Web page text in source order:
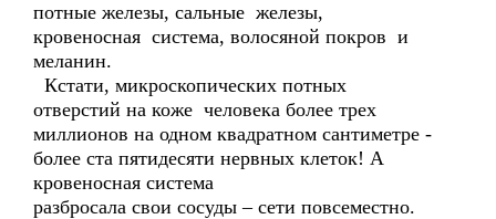
потные железы, сальные железы,
кровеносная система, волосяной покров и
меланин.
Кстати, микроскопических потных
отверстий на коже человека более трех
миллионов на одном квадратном сантиметре -
более ста пятидесяти нервных клеток! А
кровеносная система
разбросала свои сосуды – сети повсеместно.